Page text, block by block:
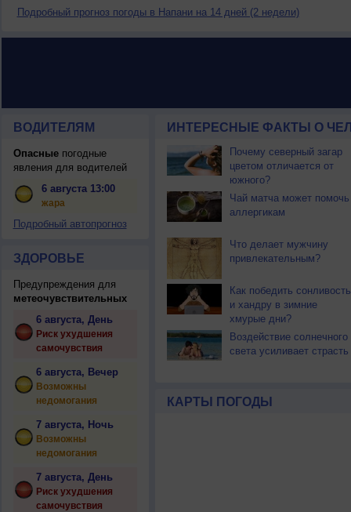
Подробный прогноз погоды в Напани на 14 дней (2 недели)
ВОДИТЕЛЯМ
Опасныепогодные
явления для водителей
6 августа 13:00
жара
Подробный автопрогноз
ЗДОРОВЬЕ
Предупреждения для
метеочувствительных
6 августа, День
Риск ухудшения
самочувствия
6 августа, Вечер
Возможны
недомогания
7 августа, Ночь
Возможны
недомогания
7 августа, День
Риск ухудшения
самочувствия
ИНТЕРЕСНЫЕ ФАКТЫ О
Почему северный загар
цветом отличается от
южного?
Чай матча может помочь
аллергикам
Что делает мужчину
привлекательным?
Как победить сонливость
и хандру в зимние
хмурые дни?
Воздействие солнечного
света усиливает страсть
КАРТЫ ПОГОДЫ